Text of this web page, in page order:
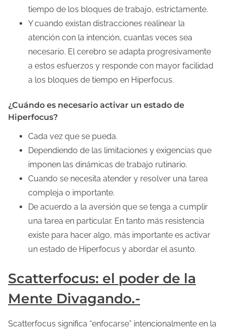
tiempo de los bloques de trabajo, estrictamente.
Y cuando existan distracciones realinear la
atención con la intención, cuantas veces sea
necesario. El cerebro se adapta progresivamente
a estos esfuerzos y responde con mayor facilidad
a los bloques de tiempo en Hiperfocus.
¿Cuándo es necesario activar un estado de
Hiperfocus?
Cada vez que se pueda.
Dependiendo de las limitaciones y exigencias que
imponen las dinámicas de trabajo rutinario.
Cuando se necesita atender y resolver una tarea
compleja o importante.
De acuerdo a la aversión que se tenga a cumplir
una tarea en particular. En tanto más resistencia
existe para hacer algo, más importante es activar
un estado de Hiperfocus y abordar el asunto.
Scatterfocus: el poder de la
Mente Divagando.-
Scatterfocus significa “enfocarse” intencionalmente en la